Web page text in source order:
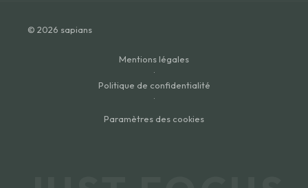
© 2026 sapians
Mentions légales
·
Politique de confidentialité
·
Paramètres des cookies